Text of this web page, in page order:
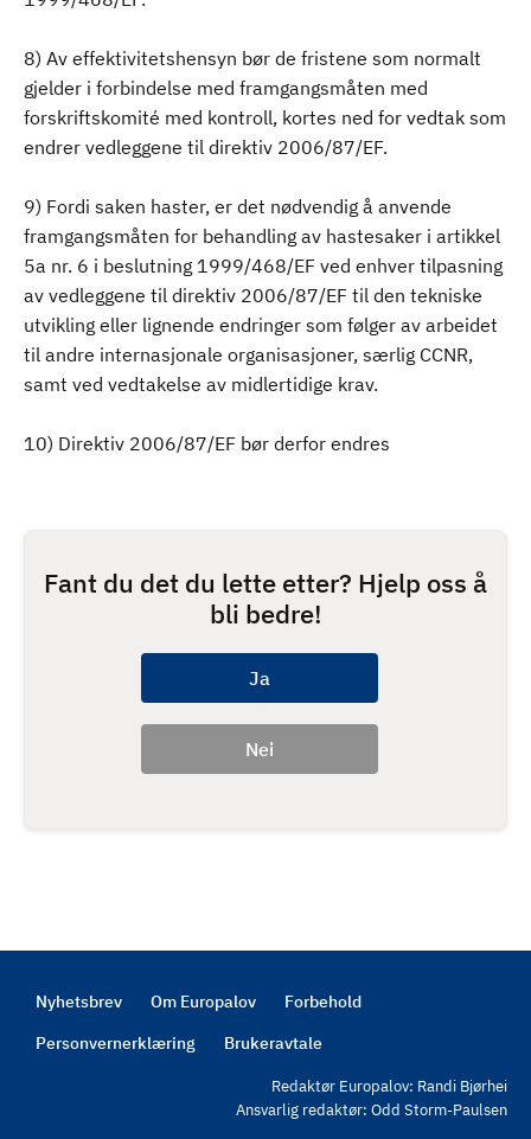
8) Av effektivitetshensyn bør de fristene som normalt
gjelder i forbindelse med framgangsmåten med
forskriftskomité med kontroll, kortes ned for vedtak som
endrer vedleggene til direktiv 2006/87/EF.
9) Fordi saken haster, er det nødvendig å anvende
framgangsmåten for behandling av hastesaker i artikkel
5a nr. 6 i beslutning 1999/468/EF ved enhver tilpasning
av vedleggene til direktiv 2006/87/EF til den tekniske
utvikling eller lignende endringer som følger av arbeidet
til andre internasjonale organisasjoner, særlig CCNR,
samt ved vedtakelse av midlertidige krav.
10) Direktiv 2006/87/EF bør derfor endres
Fant du det du lette etter? Hjelp oss å
bli bedre!
Footer
Nyhetsbrev Om Europalov
Forbehold
Personvernerklæring
Brukeravtale
Redaktør Europalov: Randi Bjørhei
Ansvarlig redaktør: Odd Storm-Paulsen